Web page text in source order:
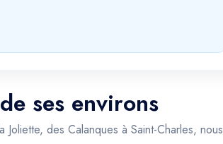
ses environs
des Calanques à Saint-Charles, nous